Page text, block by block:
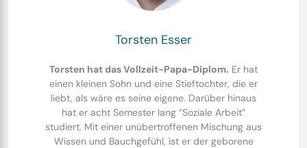
Torsten Esser
Torsten hat das Vollzeit-Papa-Diplom. Er hat
einen kleinen Sohn und eine Stieftochter, die er
liebt, als wäre es seine eigene. Darüber hinaus
hat er acht Semester lang “Soziale Arbeit”
studiert. Mit einer unübertroffenen Mischung aus
Wissen und Bauchgefühl, ist er der geborene